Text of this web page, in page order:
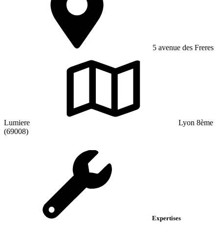
5 avenue des Freres
Lumiere
Lyon 8ème
(69008)
Expertises